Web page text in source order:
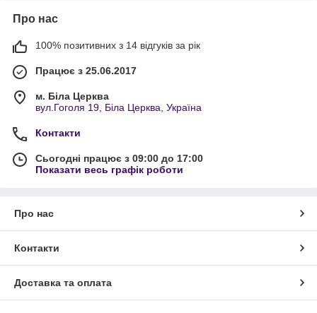
Про нас
100% позитивних з 14 відгуків за рік
Працює з 25.06.2017
м. Біла Церква
вул.Гоголя 19, Біла Церква, Україна
Контакти
Сьогодні працює з 09:00 до 17:00
Показати весь графік роботи
Про нас
Контакти
Доставка та оплата